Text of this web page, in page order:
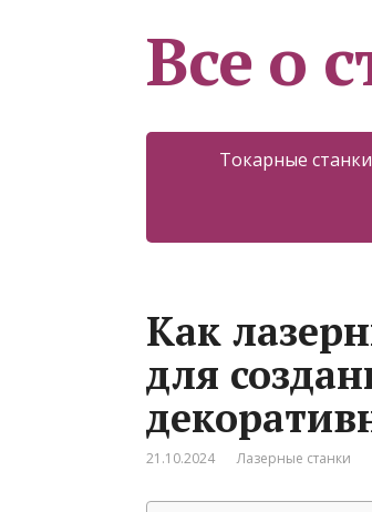
Все о
Токарные станки
Как
для
21.10.2024 Лазерные станки